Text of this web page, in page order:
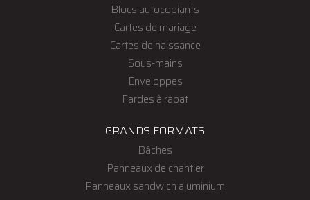
Blocs autocopiants
Cartes de mariage
Cartes de naissance
Sous-mains
Enveloppes
Fardes à rabat
GRANDS FORMATS
Bâches
Panneaux de chantier
Panneaux sandwich aluminium